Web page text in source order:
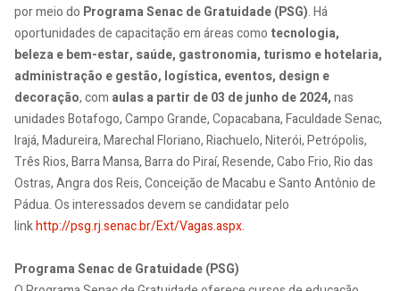
por meio do Programa Senac de Gratuidade (PSG). Há
oportunidades de capacitação em áreas como tecnologia,
beleza e bem-estar, saúde, gastronomia, turismo e hotelaria,
administração e gestão, logística, eventos, design e
decoração,com aulas a partir de 03 de junho de 2024,nas
unidades Botafogo, Campo Grande, Copacabana, Faculdade Senac,
Irajá, Madureira, Marechal Floriano, Riachuelo, Niterói, Petrópolis,
Três Rios, Barra Mansa, Barra do Piraí, Resende, Cabo Frio, Rio das
Ostras, Angra dos Reis, Conceição de Macabu e Santo Antônio de
Pádua.Os interessados devem se candidatar pelo
linkhttp://psg.rj.senac.br/Ext/Vagas.aspx.
Programa Senac de Gratuidade (PSG)